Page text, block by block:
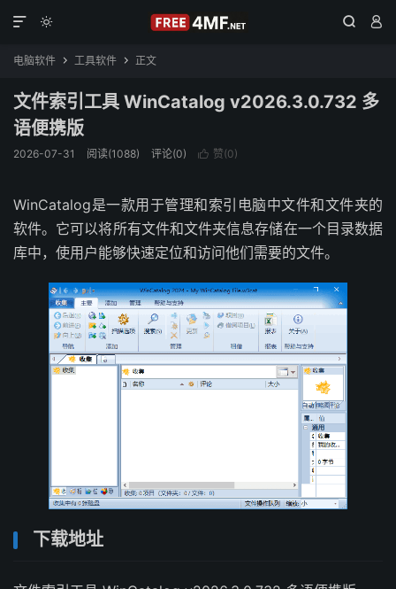
  

电脑软件  工具软件  正文
文件索引工具 WinCatalog v2026.3.0.732 多
语便携版
2026-07-31 阅读(1088) 评论(0)  赞(0)
WinCatalog是一款用于管理和索引电脑中文件和文件夹的
软件。它可以将所有文件和文件夹信息存储在一个目录数据
库中，使用户能够快速定位和访问他们需要的文件。
下载地址